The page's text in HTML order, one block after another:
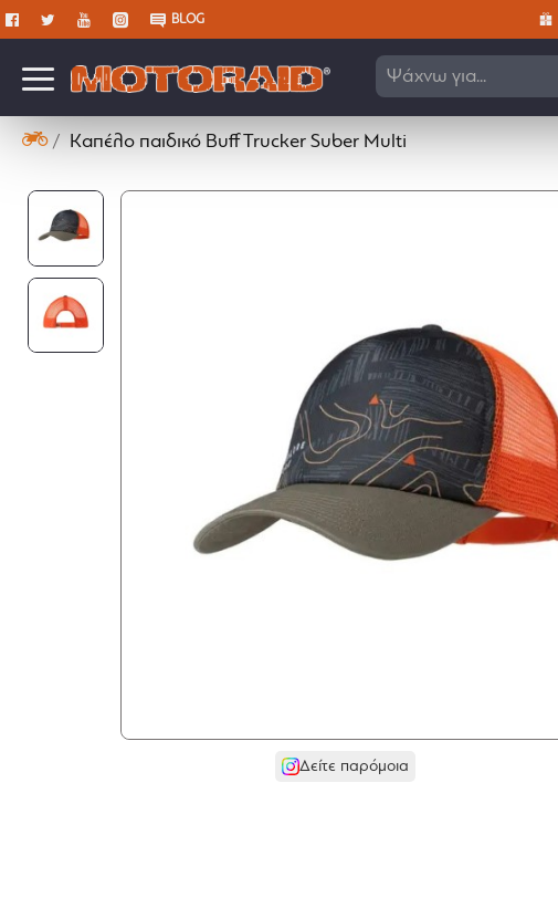
BLOG
Ψάχνω για...
Καπέλο παιδικό Buff Trucker Suber Multi
Δείτε παρόμοια